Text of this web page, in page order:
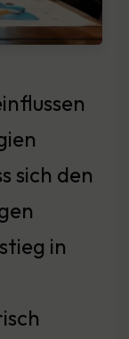
sich den
in